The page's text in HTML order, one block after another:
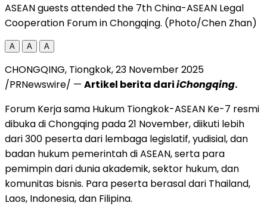
ASEAN guests attended the 7th China-ASEAN Legal
Cooperation Forum in Chongqing. (Photo/Chen Zhan)
A A A
CHONGQING, Tiongkok,23 November 2025
/PRNewswire/ — Artikel berita dariiChongqing.
Forum Kerja sama Hukum Tiongkok-ASEAN Ke-7 resmi
dibuka diChongqing pada 21 November, diikuti lebih
dari 300 peserta dari lembaga legislatif, yudisial, dan
badan hukum pemerintah di ASEAN, serta para
pemimpin dari dunia akademik, sektor hukum, dan
komunitas bisnis. Para peserta berasal dari Thailand,
Laos, Indonesia, dan Filipina.